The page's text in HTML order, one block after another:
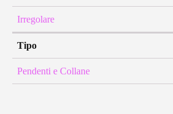
Irregolare
Tipo
Pendenti e Collane